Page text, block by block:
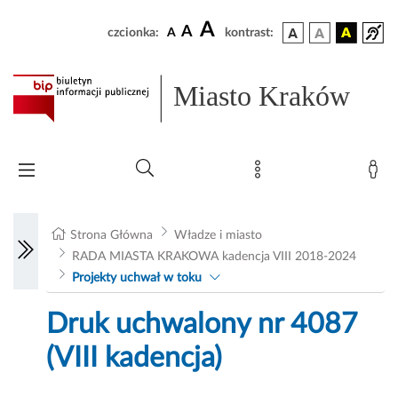
czcionka: A A A kontrast:
Miasto Kraków
Strona Główna
Władze i miasto
RADA MIASTA KRAKOWA kadencja VIII 2018-2024
Projekty uchwał w toku
Druk uchwalony nr 4087
(VIII kadencja)